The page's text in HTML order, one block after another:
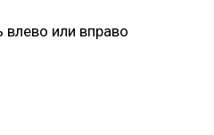
влево или вправо